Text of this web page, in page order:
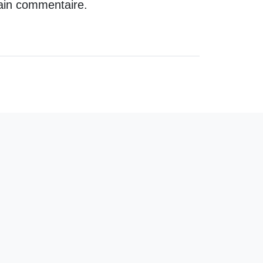
commentaire.